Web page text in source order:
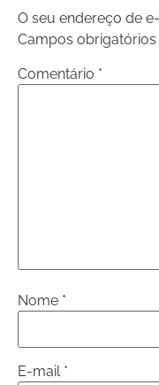
O seu endereço de
Campos
Comentário *
Nome *
E-mail *